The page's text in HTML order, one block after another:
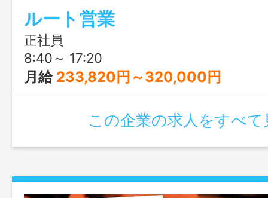
ルート営業
正社員
8:40～ 17:20
月給 233,820円～320,000円
この企業の求人をすべて